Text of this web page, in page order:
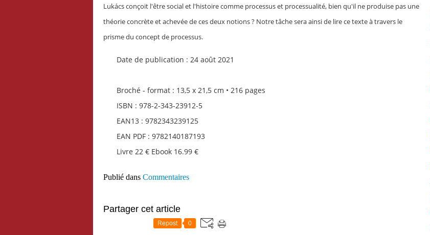
Lukács conçoit l'être social et l'histoire comme processus et processualité, bien qu'il ne produise pas une
théorie concrète et achevée de ces deux notions ? Notre tâche sera ainsi de lire ce texte à travers le
prisme du concept de processus.
Date de publication : 24 août 2021
Broché - format : 13,5 x 21,5 cm • 216 pages
ISBN : 978-2-343-23912-5
EAN13 : 9782343239125
EAN PDF : 9782140187193
Livre 22 € Ebook 16.99 €
Publié dans Commentaires
Partager cet article
Repost 0